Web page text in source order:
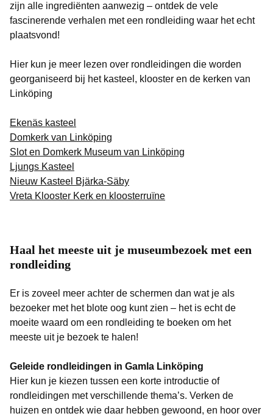
zijn alle ingrediënten aanwezig – ontdek de vele
fascinerende verhalen met een rondleiding waar het echt
plaatsvond!
Hier kun je meer lezen over rondleidingen die worden
georganiseerd bij het kasteel, klooster en de kerken van
Linköping
Ekenäs kasteel
Domkerk van Linköping
Slot en Domkerk Museum van Linköping
Ljungs Kasteel
Nieuw Kasteel Bjärka-Säby
Vreta Klooster Kerk en kloosterruïne
Haal het meeste uit je museumbezoek met een
rondleiding
Er is zoveel meer achter de schermen dan wat je als
bezoeker met het blote oog kunt zien – het is echt de
moeite waard om een rondleiding te boeken om het
meeste uit je bezoek te halen!
Geleide rondleidingen in Gamla Linköping
Hier kun je kiezen tussen een korte introductie of
rondleidingen met verschillende thema’s. Verken de
huizen en ontdek wie daar hebben gewoond, en hoor over